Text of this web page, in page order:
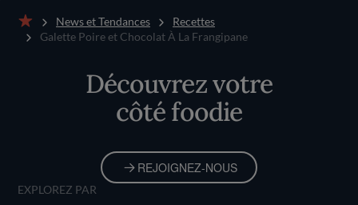
Accueil
News et Tendances
Recettes
Galette Poire et Chocolat À La Frangipane
Découvrez votre
côté foodie
REJOIGNEZ-NOUS
EXPLOREZ PAR